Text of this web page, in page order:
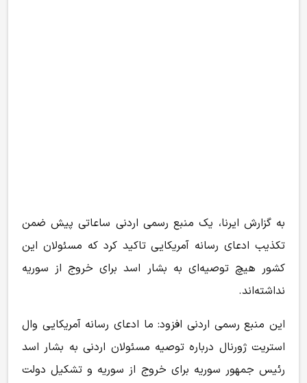
به گزارش ایرنا، یک منبع رسمی اردنی ساعاتی پیش ضمن
تکذیب ادعای رسانه آمریکایی تاکید کرد که مسئولان این
کشور هیچ توصیه‌ای به بشار اسد برای خروج از سوریه
نداشته‌اند.
این منبع رسمی اردنی افزود: ما ادعای رسانه آمریکایی وال
استریت ژورنال درباره توصیه مسئولان اردنی به بشار اسد
رئیس جمهور سوریه برای خروج از سوریه و تشکیل دولت